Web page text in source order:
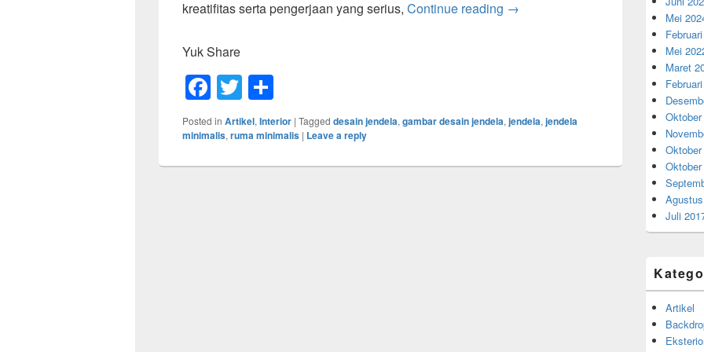
kreatifitas serta pengerjaan yang serius, Continue reading Ide Desain Jendela Rumah
→
Yuk Share
F
a
c
e
T
wi
tt
er
h
ar
e
Posted in Artikel, Interior | Tagged desain jendela, gambar desain jendela, jendela, jendela
minimalis, ruma minimalis | Leave a reply
Mei
Mei
Maret
Oktober
Juli
Artikel